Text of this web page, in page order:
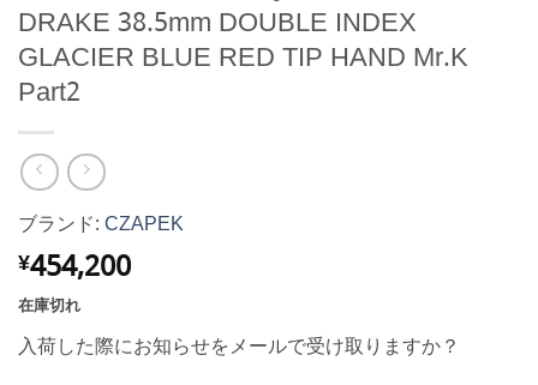
DRAKE 38.5mm DOUBLE INDEX
GLACIER BLUE RED TIP HAND Mr.K
Part2
ブランド:CZAPEK
¥454,200
在庫切れ
入荷した際にお知らせをメールで受け取りますか？